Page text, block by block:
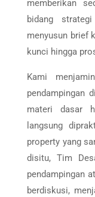
memberikan
bidang
menyusun brief
kunci hingga
Kami
pendampingan
materi dasar
langsung
property yang
disitu, Tim
pendampingan
berdiskusi,